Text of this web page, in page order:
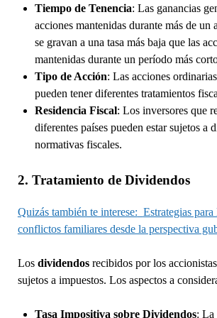
Tiempo de Tenencia: Las ganancias
acciones mantenidas durante más de un
se gravan a una tasa más baja que las
mantenidas durante un período más
Tipo de Acción: Las acciones
pueden tener diferentes tratamientos
Residencia Fiscal: Los inversores que
diferentes países pueden estar sujetos a
normativas fiscales.
2. Tratamiento de Dividendos
Quizás también te interese: Estrategias
conflictos familiares desde la perspectiva
Los dividendosrecibidos por los
sujetos a impuestos. Los aspectos a
Tasa Impositiva sobre Dividendos: La